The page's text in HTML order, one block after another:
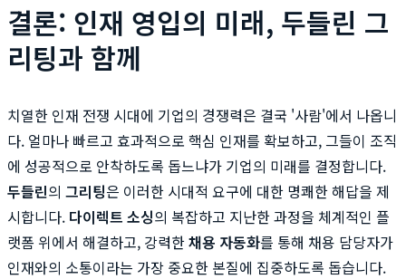
결론: 인재 영입의 미래, 두들린 그
리팅과 함께
치열한 인재 전쟁 시대에 기업의 경쟁력은 결국 '사람'에서 나옵니
다. 얼마나 빠르고 효과적으로 핵심 인재를 확보하고, 그들이 조직
에 성공적으로 안착하도록 돕느냐가 기업의 미래를 결정합니다.
두들린의 그리팅은 이러한 시대적 요구에 대한 명쾌한 해답을 제
시합니다. 다이렉트 소싱의 복잡하고 지난한 과정을 체계적인 플
랫폼 위에서 해결하고, 강력한채용 자동화를 통해 채용 담당자가
인재와의 소통이라는 가장 중요한 본질에 집중하도록 돕습니다.